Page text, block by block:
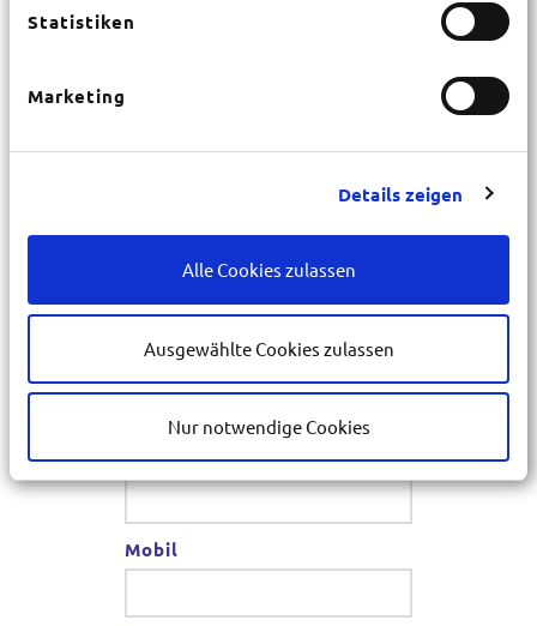
Statistiken
Marketing
Details zeigen
Alle Cookies zulassen
Ausgewählte Cookies zulassen
Nur notwendige Cookies
E-Mail
Telefon*
Mobil